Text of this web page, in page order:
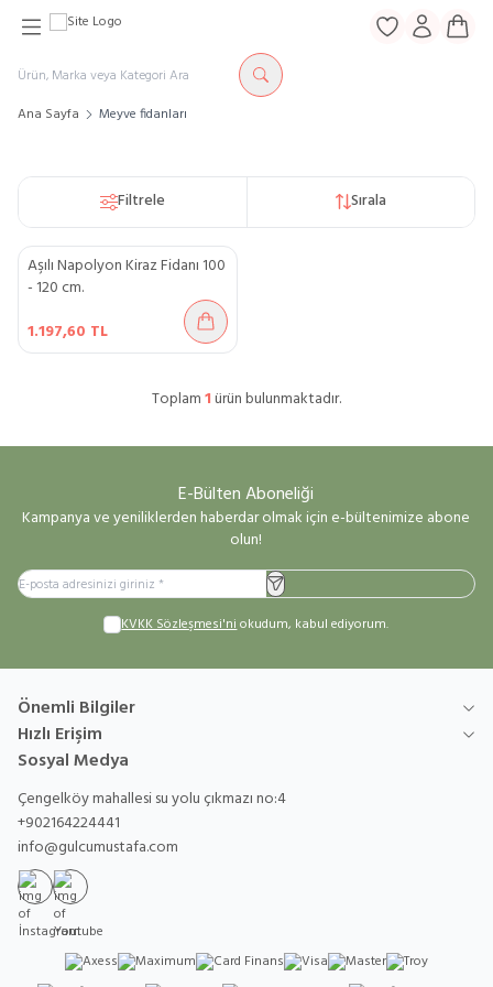
Favorilerim
Hesabım
Ana Sayfa Meyve fidanları
Filtrele Sırala
Yeni
Aşılı Napolyon Kiraz Fidanı 100
- 120 cm.
1.197,60 TL Sepete Ekle
Toplam1ürün bulunmaktadır.
E-Bülten Aboneliği
Kampanya ve yeniliklerden haberdar olmak için e-bültenimize abone
olun!
Kayıt Ol
KVKK Sözleşmesi'niokudum, kabul ediyorum.
Önemli Bilgiler
Hızlı Erişim
Sosyal Medya
Çengelköy mahallesi su yolu çıkmazı no:4
+902164224441
info@gulcumustafa.com
İnstagramYoutube